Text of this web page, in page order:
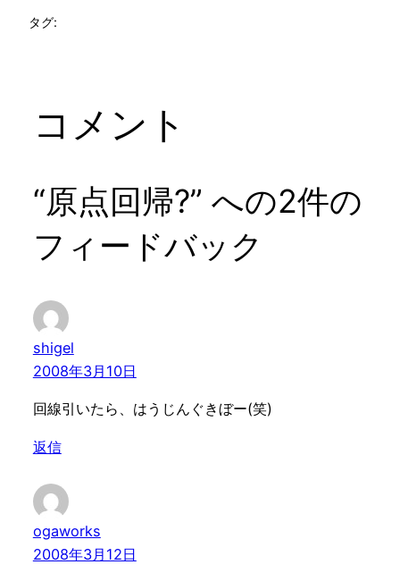
タグ:
コメント
“原点回帰?” への2件の
フィードバック
shigel
2008年3月10日
回線引いたら、はうじんぐきぼー(笑)
返信
ogaworks
2008年3月12日